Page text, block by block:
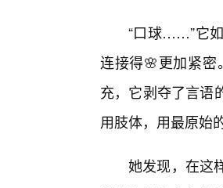
“口球……”它
连接得🌸更加紧
充，它剥夺了言语
用肢体，用最原始
她发现，在这